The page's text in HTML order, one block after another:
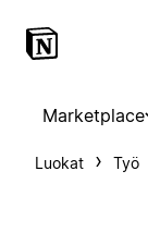
Marketplace
Luokat Työ